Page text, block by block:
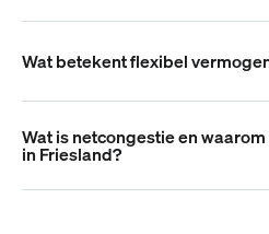
Wat betekent flexibel
Wat is netcongestie en
in Friesland?